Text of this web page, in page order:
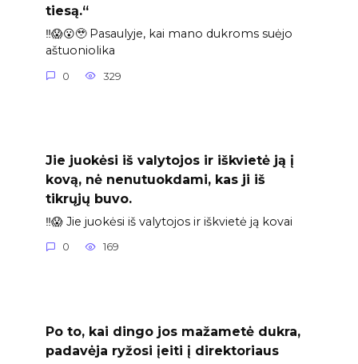
tiesą.“
‼️😱😮🥹 Pasaulyje, kai mano dukroms suėjo
aštuoniolika
0 329
Jie juokėsi iš valytojos ir iškvietė ją į
kovą, nė nenutuokdami, kas ji iš
tikrųjų buvo.
‼️😱 Jie juokėsi iš valytojos ir iškvietė ją kovai
0 169
Po to, kai dingo jos mažametė dukra,
padavėja ryžosi įeiti į direktoriaus